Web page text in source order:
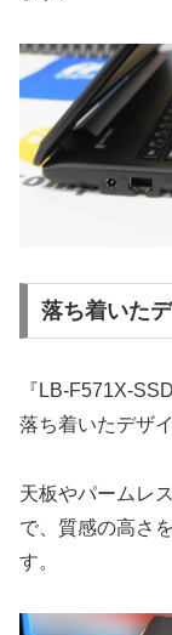
落ち着いた
『LB-F571X-
落ち着いたデザ
天板やパームレ
で、質感の高さ
す。